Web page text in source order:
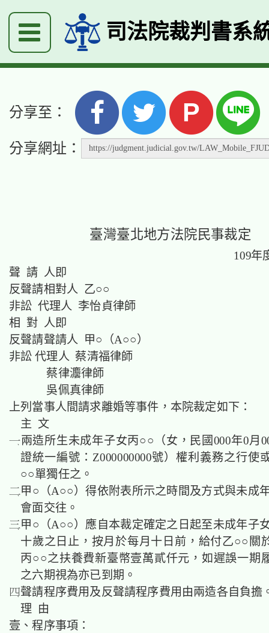
司法院裁判書系
分享至： P
分享網址：
臺灣臺北地方法院民事裁定
109年
聲 請 人即
反聲請相對人 乙○○
非訟 代理人 李怡貞律師
相 對 人即
反聲請聲請人 甲○（A○○）
非訟 代理人 蔡清福律師
蔡律灋律師
吳佩真律師
上列當事人間請求離婚等事件，本院裁定如下：
主 文
兩造所生未成年子女丙○○（女，民國000年0月
證統一編號：Z000000000號）權利義務之行使
○○單獨任之。
甲○（A○○）得依附表所示之時間及方式與未成
會面交往。
甲○（A○○）應自本裁定確定之日起至未成年子
十歲之日止，按月於每月十日前，給付乙○○關
丙○○之扶養費新臺幣壹萬貳仟元，如遲誤一期
之六期視為亦已到期。
聲請程序費用及反聲請程序費用由兩造各自負擔
理 由
壹、程序事項：